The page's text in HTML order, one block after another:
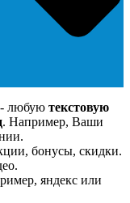
- любую текстовую
. Например, Ваши
бонусы, скидки.
яндекс или